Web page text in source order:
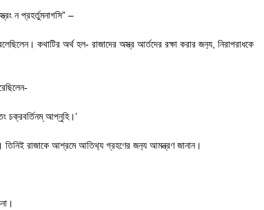
ন প্রহর্তুমনাগসি” –
কথাটির অর্থ হল- রাজাদের অস্ত্র আর্তদের রক্ষা করার জন‍্য, নিরাপরাধকে
চক্রবর্তিনম্ আপ্নুহি।’
তিনিই রাজাকে আশ্রমে আতিথ‍্য গ্রহণের জন‍্য আমন্ত্রণ জানান।